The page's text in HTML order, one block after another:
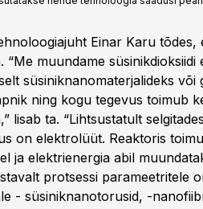
Einar Karu
“Me muundame süsinikdioksiidi
süsiniknanomaterjalideks
ning kogu tegevus toimub
lisab ta. “Lihtsustatult
on elektrolüüt. Reaktoris
ja elektrienergia abil
protsessi parameetritele
- süsiniknanotorusid, -